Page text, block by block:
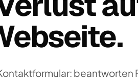
beantworten